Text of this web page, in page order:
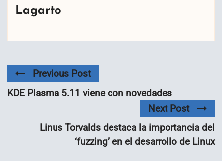
Lagarto
Previous Post
KDE Plasma 5.11 viene con novedades
Next Post
Linus Torvalds destaca la importancia del
‘fuzzing’ en el desarrollo de Linux